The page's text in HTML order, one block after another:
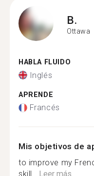
B.
Ottawa
HABLA FLUIDO
Inglés
APRENDE
Francés
Mis objetivos de
to improve my
skill... Leer más